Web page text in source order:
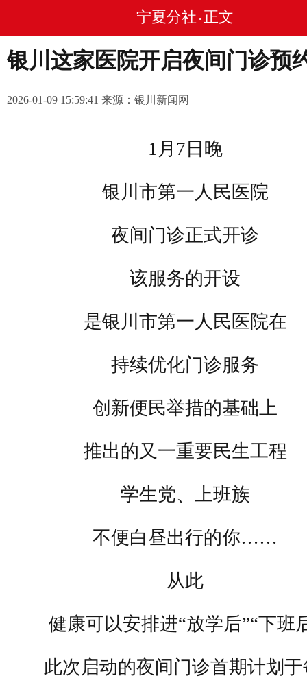
宁夏分社 • 正文
银川这家医院开启夜间门诊预
2026-01-09 15:59:41 来源：银川新闻网
1月7日晚
银川市第一人民医院
夜间门诊正式开诊
该服务的开设
是银川市第一人民医院在
持续优化门诊服务
创新便民举措的基础上
推出的又一重要民生工程
学生党、上班族
不便白昼出行的你……
从此
健康可以安排进“放学后”“下班
此次启动的夜间门诊首期计划于